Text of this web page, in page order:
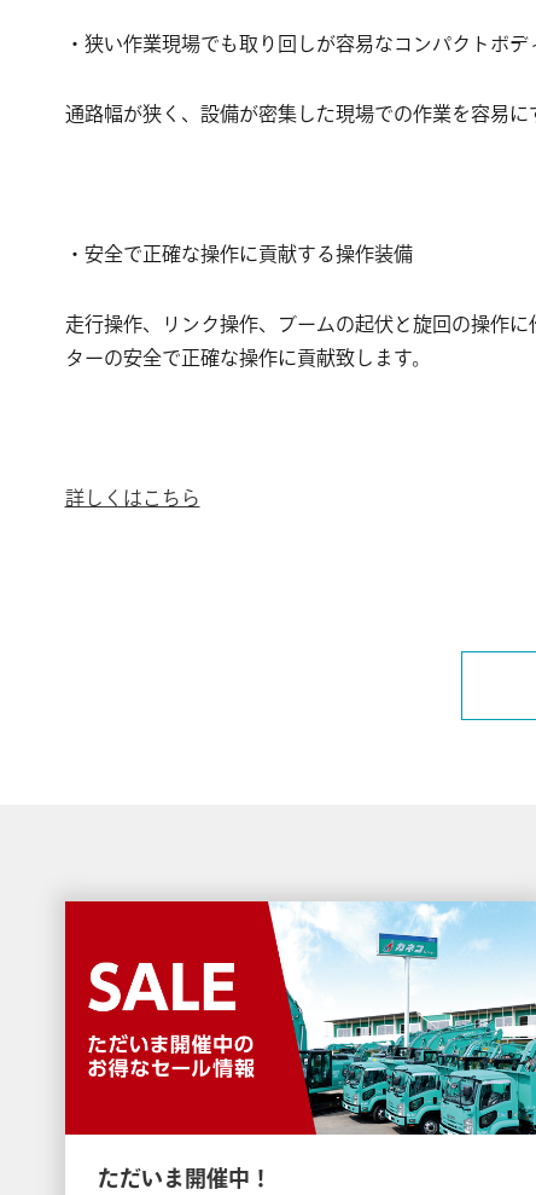
・狭い作業現場でも取り回しが容易なコンパクトボデ
通路幅が狭く、設備が密集した現場での作業を容易
・安全で正確な操作に貢献する操作装備
走行操作、リンク操作、ブームの起伏と旋回の操作
ターの安全で正確な操作に貢献致します。
詳しくはこちら
ただいま開催中！